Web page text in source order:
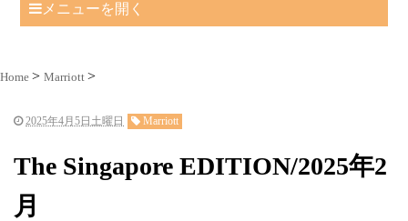
メニューを開く
Home Marriott
2025年4月5日土曜日 Marriott
The Singapore EDITION/2025年2
月